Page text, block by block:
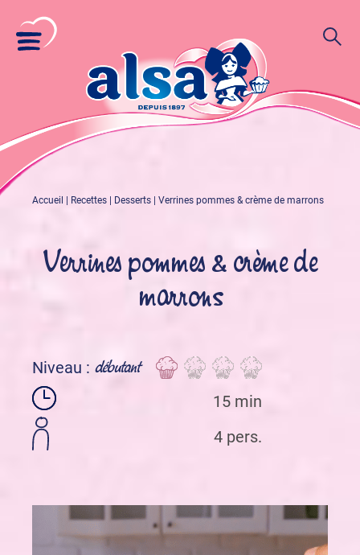
Accueil Recettes Desserts Verrines pommes & crème de marrons
Verrines pommes & crème de
marrons
Niveau : débutant
15 min
4 pers.